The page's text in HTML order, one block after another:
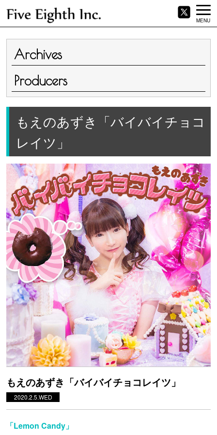
MENU
Archives
Producers
もえのあずき「バイバイチョコ
レイツ」
もえのあずき「バイバイチョコレイツ」
2020.2.5.WED
「Lemon Candy」